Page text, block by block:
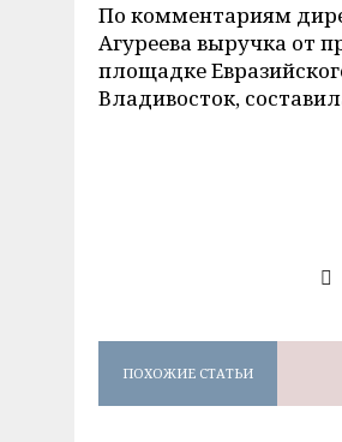
По комментариям
Агуреева выручка от
площадке
Владивосток,
ПОХОЖИЕ СТАТЬИ